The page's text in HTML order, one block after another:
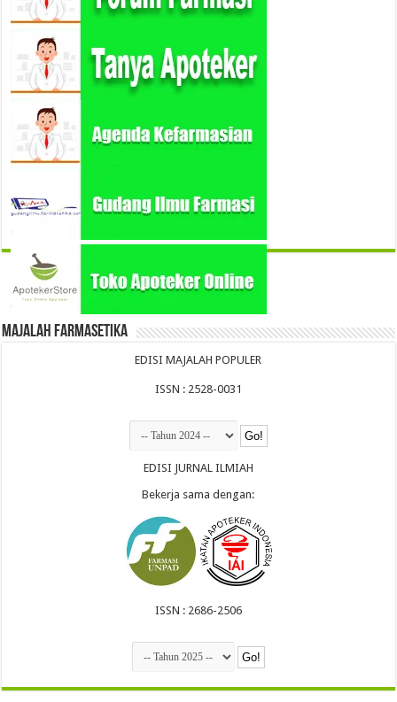
Majalah Farmasetika
EDISI MAJALAH POPULER
ISSN : 2528-0031
EDISI JURNAL ILMIAH
Bekerja sama dengan:
ISSN : 2686-2506